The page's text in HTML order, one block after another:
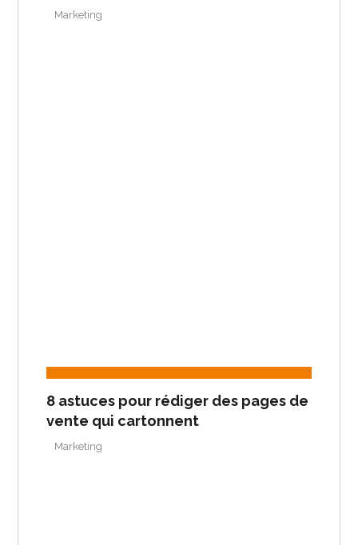
Marketing
8 astuces pour rédiger des pages de
vente qui cartonnent
Marketing